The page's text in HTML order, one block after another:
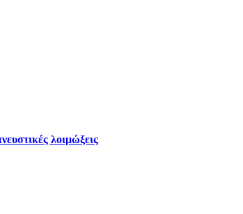
λοιμώξεις